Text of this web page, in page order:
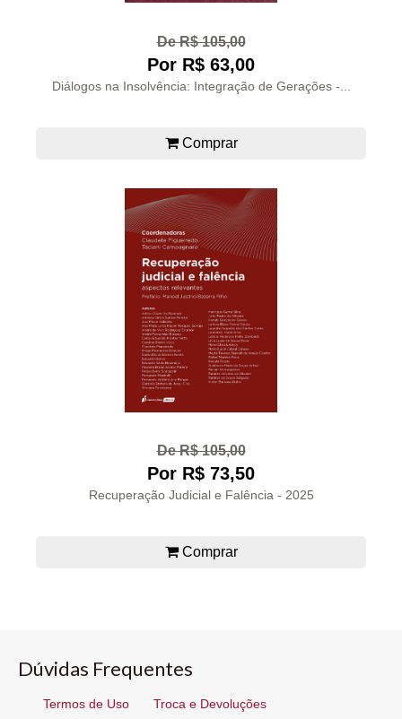
De R$ 105,00
Por R$ 63,00
Diálogos na Insolvência: Integração de Gerações -...
Comprar
De R$ 105,00
Por R$ 73,50
Recuperação Judicial e Falência - 2025
Comprar
Dúvidas Frequentes
Termos de Uso Troca e Devoluções